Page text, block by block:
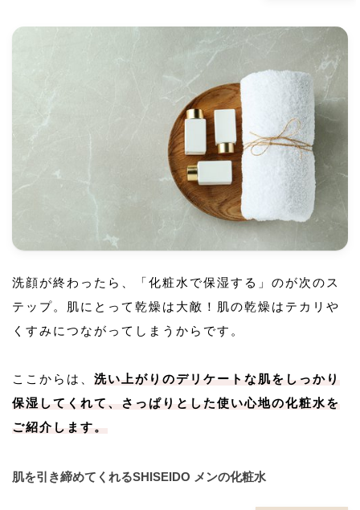
洗顔が終わったら、「化粧水で保湿する」のが次のス
テップ。肌にとって乾燥は大敵！肌の乾燥はテカリや
くすみにつながってしまうからです。
ここからは、 洗い上がりのデリケートな肌をしっかり
保湿してくれて、さっぱりとした使い心地の化粧水を
ご紹介します。
肌を引き締めてくれるSHISEIDO メンの化粧水